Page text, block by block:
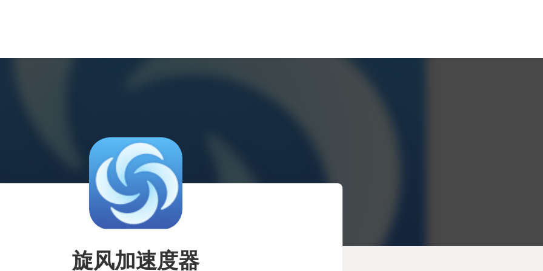
旋风加速度器